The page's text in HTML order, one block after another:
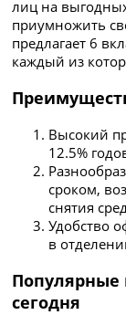
лиц на
приумножить
предлагает 6
каждый из
Высокий
12.5%
сроком,
снятия
Удобство
в
Популярные
сегодня